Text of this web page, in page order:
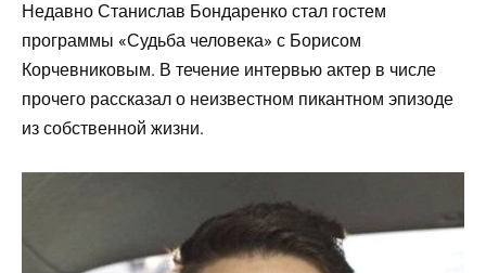
Недавно Станислав Бондаренко стал гостем
программы «Судьба человека» с Борисом
Корчевниковым. В течение интервью актер в числе
прочего рассказал о неизвестном пикантном эпизоде
из собственной жизни.